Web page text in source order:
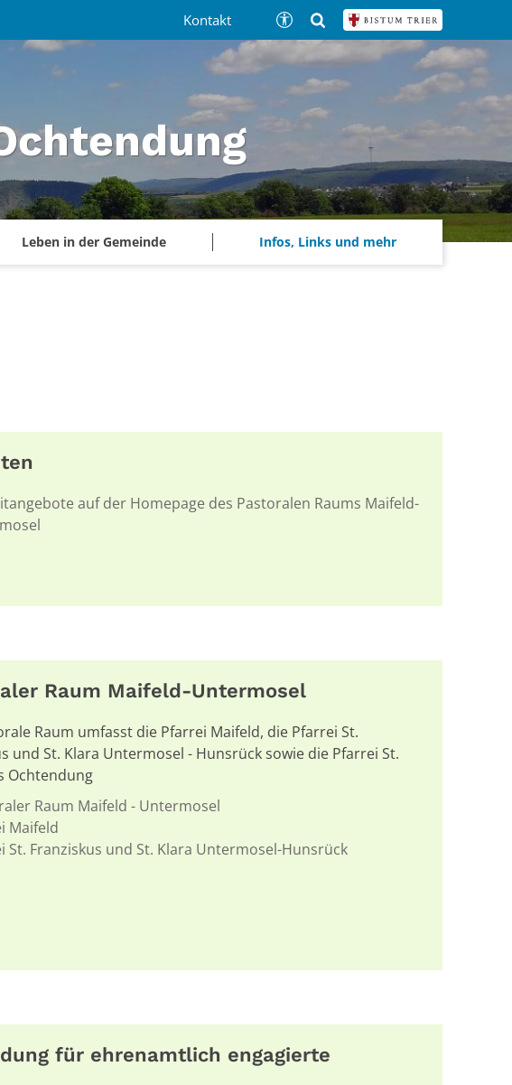
Leben in der Gemeinde Infos, Links und mehr
Kontakt
auf der Homepage des Pastoralen Raums Maifeld-
Raum Maifeld-Untermosel
Raum umfasst die Pfarrei Maifeld, die Pfarrei St.
und St. Klara Untermosel - Hunsrück sowie die Pfarrei St.
Ochtendung
Raum Maifeld - Untermosel
Maifeld
St. Franziskus und St. Klara Untermosel-Hunsrück
für ehrenamtlich engagierte